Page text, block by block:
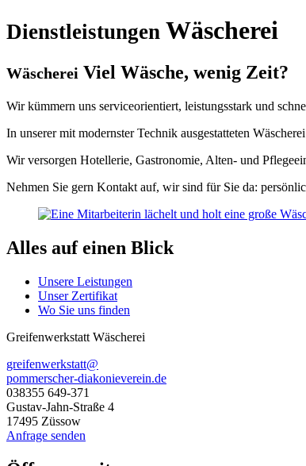
Dienstleistungen Wäscherei
Wäscherei Viel Wäsche, wenig Zeit?
Wir kümmern uns serviceorientiert, leistungsstark und
In unserer mit modernster Technik ausgestatteten
Wir versorgen Hotellerie, Gastronomie, Alten- und
Nehmen Sie gern Kontakt auf, wir sind für Sie da:
Alles auf einen Blick
Unsere Leistungen
Unser Zertifikat
Wo Sie uns finden
Greifenwerkstatt Wäscherei
greifenwerkstatt@
pommerscher-diakonieverein.de
038355 649-371
Gustav-Jahn-Straße 4
17495 Züssow
Anfrage senden